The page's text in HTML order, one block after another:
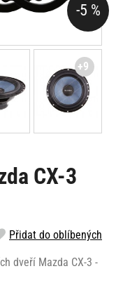
CX-3
Přidat do oblíbených
dveří Mazda CX-3 -
-5 %
+9